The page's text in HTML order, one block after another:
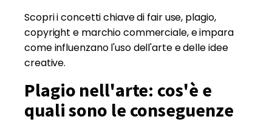
Scopri i concetti chiave di fair use, plagio,
copyright e marchio commerciale, e impara
come influenzano l'uso dell'arte e delle idee
creative.
Plagio nell'arte: cos'è e
quali sono le conseguenze